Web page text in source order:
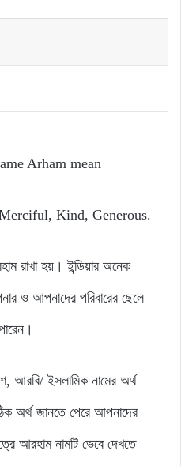
Arham mean
Kind, Generous.
রাখা হয়। ইন্ডিয়ার অনেক
ও আপনাদের পরিবারের ছেলে
আরবি/ ইসলামিক নামের অর্থ
অর্থ জানতে পেরে আপনাদের
আরহাম নামটি ভেবে দেখতে